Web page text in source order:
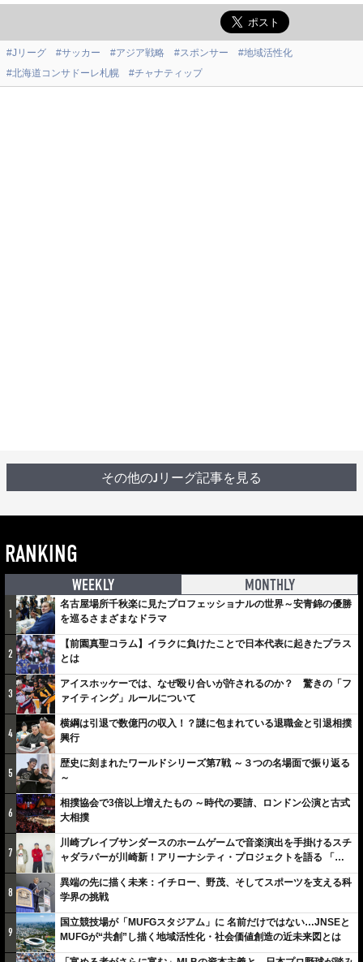
#Jリーグ #サッカー #アジア戦略 #スポンサー
#地域活性化
#北海道コンサドーレ札幌
#チャナティップ
その他のJリーグ記事を見る
RANKING
WEEKLY MONTHLY
1
名古屋場所千秋楽に見たプロフェッショナルの世界～安青錦の優勝
を巡るさまざまなドラマ
2
【前園真聖コラム】イラクに負けたことで日本代表に起きたプラス
とは
3
アイスホッケーでは、なぜ殴り合いが許されるのか？ 驚きの「フ
ァイティング」ルールについて
4
横綱は引退で数億円の収入！？謎に包まれている退職金と引退相撲
興行
5
歴史に刻まれたワールドシリーズ第7戦 ～３つの名場面で振り返る
～
6
相撲協会で3倍以上増えたもの ～時代の要請、ロンドン公演と古式
大相撲
7
川崎ブレイブサンダースのホームゲームで音楽演出を手掛けるスチ
ャダラパーが川崎新！アリーナシティ・プロジェクトを語る 「楽
しみでしかないでしょ。川崎は、ずっと成長曲線だから」
8
異端の先に描く未来：イチロー、野茂、そしてスポーツを支える科
学界の挑戦
9
国立競技場が「MUFGスタジアム」に 名前だけではない…JNSEと
MUFGが“共創”し描く地域活性化・社会価値創造の近未来図とは